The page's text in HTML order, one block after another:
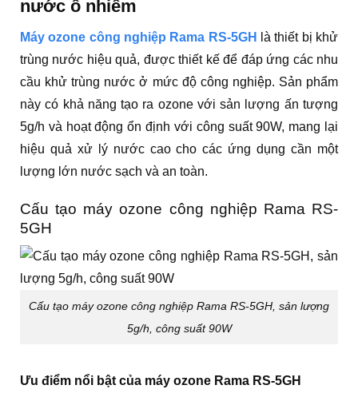
nước ô nhiễm
Máy ozone công nghiệp Rama RS-5GH
là thiết bị khử
trùng nước hiệu quả, được thiết kế để đáp ứng các nhu
cầu khử trùng nước ở mức độ công nghiệp. Sản phẩm
này có khả năng tạo ra ozone với sản lượng ấn tượng
5g/h và hoạt động ổn định với công suất 90W, mang lại
hiệu quả xử lý nước cao cho các ứng dụng cần một
lượng lớn nước sạch và an toàn.
Cấu tạo máy ozone công nghiệp Rama RS-
5GH
Cấu tạo máy ozone công nghiệp Rama RS-5GH, sản lượng
5g/h, công suất 90W
Ưu điểm nổi bật của máy ozone Rama RS-5GH